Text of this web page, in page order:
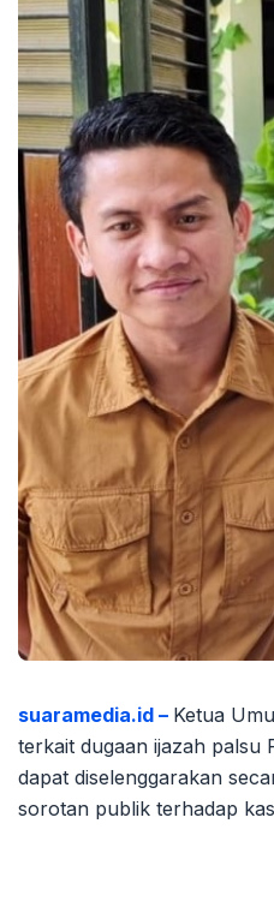
suaramedia.id – Ketua
terkait dugaan ijazah
dapat diselenggarakan
sorotan publik terhadap